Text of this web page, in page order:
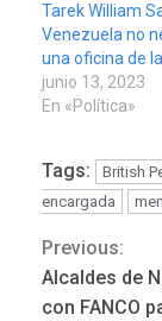
Tarek William
Venezuela no
una oficina de la
junio 13, 2023
En «Política»
Tags: British
encargada
Previous:
Alcaldes de
con FANCO